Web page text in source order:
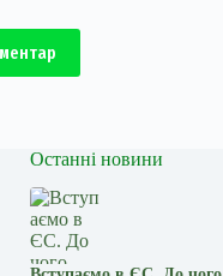
Останні новини